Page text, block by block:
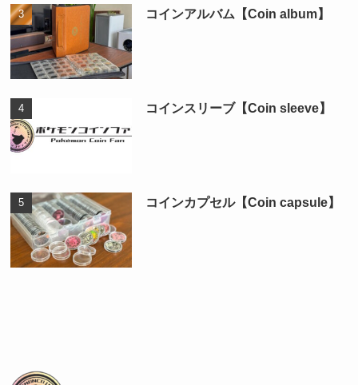
コインアルバム【Coin album】
コインスリーブ【Coin sleeve】
コインカプセル【Coin capsule】